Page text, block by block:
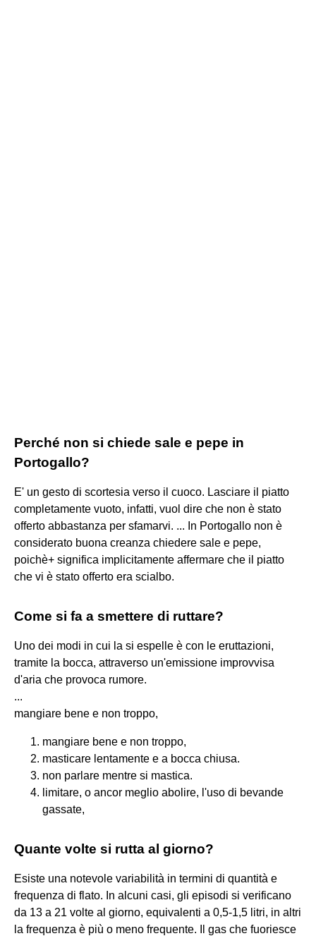
Perché non si chiede sale e pepe in
Portogallo?
E' un gesto di scortesia verso il cuoco. Lasciare il piatto
completamente vuoto, infatti, vuol dire che non è stato
offerto abbastanza per sfamarvi. ... In Portogallo non è
considerato buona creanza chiedere sale e pepe,
poichè+ significa implicitamente affermare che il piatto
che vi è stato offerto era scialbo.
Come si fa a smettere di ruttare?
Uno dei modi in cui la si espelle è con le eruttazioni,
tramite la bocca, attraverso un'emissione improvvisa
d'aria che provoca rumore.
...
mangiare bene e non troppo,
mangiare bene e non troppo,
masticare lentamente e a bocca chiusa.
non parlare mentre si mastica.
limitare, o ancor meglio abolire, l'uso di bevande
gassate,
Quante volte si rutta al giorno?
Esiste una notevole variabilità in termini di quantità e
frequenza di flato. In alcuni casi, gli episodi si verificano
da 13 a 21 volte al giorno, equivalenti a 0,5-1,5 litri, in altri
la frequenza è più o meno frequente. Il gas che fuoriesce